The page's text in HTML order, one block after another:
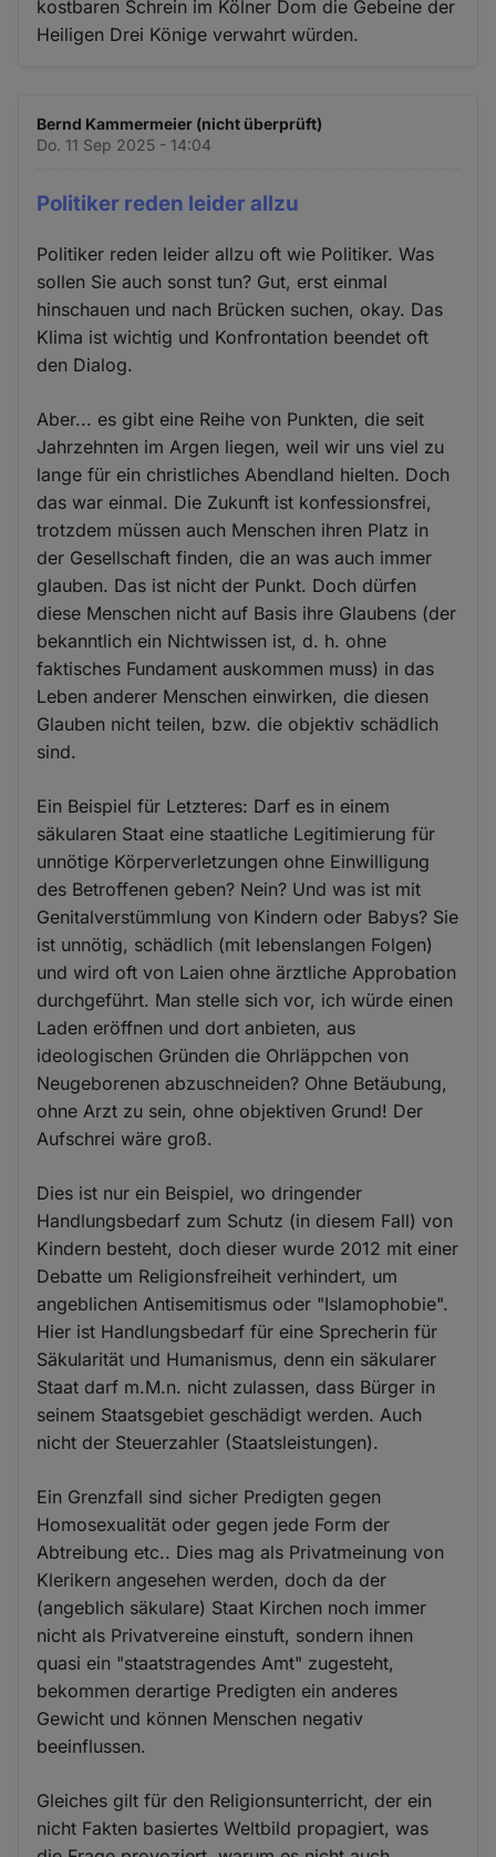
kostbaren Schrein im Kölner Dom die Gebeine der
Heiligen Drei Könige verwahrt würden.
Bernd Kammermeier (nicht überprüft)
Do. 11 Sep 2025 - 14:04
Politiker reden leider allzu
Politiker reden leider allzu oft wie Politiker. Was
sollen Sie auch sonst tun? Gut, erst einmal
hinschauen und nach Brücken suchen, okay. Das
Klima ist wichtig und Konfrontation beendet oft
den Dialog.
Aber... es gibt eine Reihe von Punkten, die seit
Jahrzehnten im Argen liegen, weil wir uns viel zu
lange für ein christliches Abendland hielten. Doch
das war einmal. Die Zukunft ist konfessionsfrei,
trotzdem müssen auch Menschen ihren Platz in
der Gesellschaft finden, die an was auch immer
glauben. Das ist nicht der Punkt. Doch dürfen
diese Menschen nicht auf Basis ihre Glaubens (der
bekanntlich ein Nichtwissen ist, d. h. ohne
faktisches Fundament auskommen muss) in das
Leben anderer Menschen einwirken, die diesen
Glauben nicht teilen, bzw. die objektiv schädlich
sind.
Ein Beispiel für Letzteres: Darf es in einem
säkularen Staat eine staatliche Legitimierung für
unnötige Körperverletzungen ohne Einwilligung
des Betroffenen geben? Nein? Und was ist mit
Genitalverstümmlung von Kindern oder Babys? Sie
ist unnötig, schädlich (mit lebenslangen Folgen)
und wird oft von Laien ohne ärztliche Approbation
durchgeführt. Man stelle sich vor, ich würde einen
Laden eröffnen und dort anbieten, aus
ideologischen Gründen die Ohrläppchen von
Neugeborenen abzuschneiden? Ohne Betäubung,
ohne Arzt zu sein, ohne objektiven Grund! Der
Aufschrei wäre groß.
Dies ist nur ein Beispiel, wo dringender
Handlungsbedarf zum Schutz (in diesem Fall) von
Kindern besteht, doch dieser wurde 2012 mit einer
Debatte um Religionsfreiheit verhindert, um
angeblichen Antisemitismus oder "Islamophobie".
Hier ist Handlungsbedarf für eine Sprecherin für
Säkularität und Humanismus, denn ein säkularer
Staat darf m.M.n. nicht zulassen, dass Bürger in
seinem Staatsgebiet geschädigt werden. Auch
nicht der Steuerzahler (Staatsleistungen).
Ein Grenzfall sind sicher Predigten gegen
Homosexualität oder gegen jede Form der
Abtreibung etc.. Dies mag als Privatmeinung von
Klerikern angesehen werden, doch da der
(angeblich säkulare) Staat Kirchen noch immer
nicht als Privatvereine einstuft, sondern ihnen
quasi ein "staatstragendes Amt" zugesteht,
bekommen derartige Predigten ein anderes
Gewicht und können Menschen negativ
beeinflussen.
Gleiches gilt für den Religionsunterricht, der ein
nicht Fakten basiertes Weltbild propagiert, was